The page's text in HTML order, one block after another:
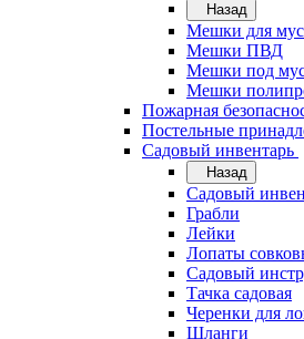
Назад
Мешки для
Мешки ПВД
Мешки под
Мешки
Пожарная
Постельные
Садовый инвентарь
Назад
Садовый
Грабли
Лейки
Лопаты
Садовый
Тачка садовая
Черенки для
Шланги